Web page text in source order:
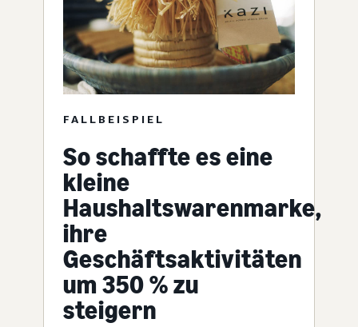
FALLBEISPIEL
So schaffte es eine
kleine
Haushaltswarenmarke,
ihre
Geschäftsaktivitäten
um 350 % zu
steigern